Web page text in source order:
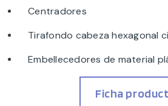
Centradores
Tirafondo cabeza hexagonal
Embellecedores de material
Ficha